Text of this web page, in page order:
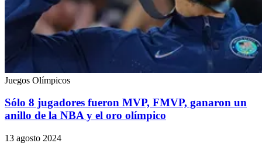
Juegos Olímpicos
Sólo 8 jugadores fueron MVP, FMVP, ganaron un
anillo de la NBA y el oro olímpico
13 agosto 2024